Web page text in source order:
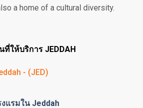
a home of a cultural diversity.
ที่ให้บริการ JEDDAH
- (JED)
แรมใน Jeddah